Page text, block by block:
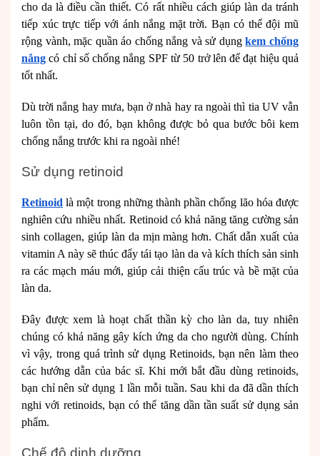
cho da là điều cần thiết. Có rất nhiều cách giúp làn da tránh
tiếp xúc trực tiếp với ánh nắng mặt trời. Bạn có thể đội mũ
rộng vành, mặc quần áo chống nắng và sử dụngkem chống
nắng có chỉ số chống nắng SPF từ 50 trở lên để đạt hiệu quả
tốt nhất.
Dù trời nắng hay mưa, bạn ở nhà hay ra ngoài thì tia UV vẫn
luôn tồn tại, do đó, bạn không được bỏ qua bước bôi kem
chống nắng trước khi ra ngoài nhé!
Sử dụng retinoid
Retinoid là một trong những thành phần chống lão hóa được
nghiên cứu nhiều nhất. Retinoid có khả năng tăng cường sản
sinh collagen, giúp làn da mịn màng hơn. Chất dẫn xuất của
vitamin A này sẽ thúc đẩy tái tạo làn da và kích thích sản sinh
ra các mạch máu mới, giúp cải thiện cấu trúc và bề mặt của
làn da.
Đây được xem là hoạt chất thần kỳ cho làn da, tuy nhiên
chúng có khả năng gây kích ứng da cho người dùng. Chính
vì vậy, trong quá trình sử dụng Retinoids, bạn nên làm theo
các hướng dẫn của bác sĩ. Khi mới bắt đầu dùng retinoids,
bạn chỉ nên sử dụng 1 lần mỗi tuần. Sau khi da đã dần thích
nghi với retinoids, bạn có thể tăng dần tần suất sử dụng sản
phẩm.
Chế độ dinh dưỡng